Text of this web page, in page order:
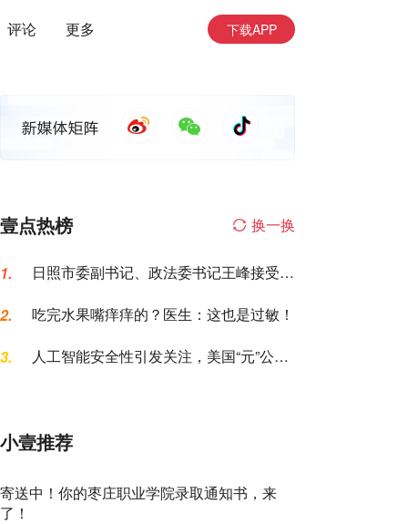
评论 更多 下载APP
壹点热榜 换一换
1.
日照市委副书记、政法委书记王峰接受纪
2.
吃完水果嘴痒痒的？医生：这也是过敏！
3.
人工智能安全性引发关注，美国“元”公司
小壹推荐
寄送中！你的枣庄职业学院录取通知书，来
了！